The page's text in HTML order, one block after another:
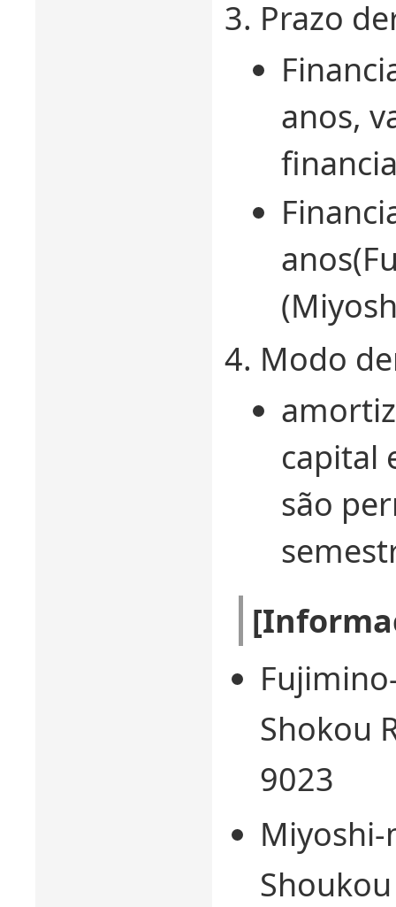
Prazo
anos,
Modo
capital
são
Shokou
9023
Miyoshi-